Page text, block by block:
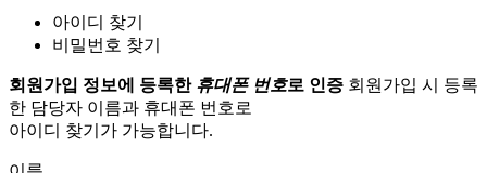
아이디 찾기
비밀번호 찾기
회원가입 정보에 등록한 휴대폰 번호로 인증 회원가입 시 등록
한 담당자 이름과 휴대폰 번호로
아이디 찾기가 가능합니다.